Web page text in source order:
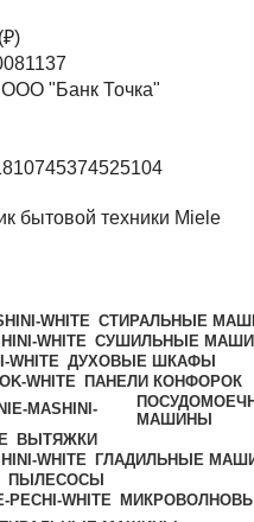
"Банк Точка"
бытовой техники Miele
СТИРАЛЬНЫЕ
СУШИЛЬНЫЕ
ДУХОВЫЕ ШКАФЫ
ПАНЕЛИ КОНФОРОК
МАШИНЫ
ВЫТЯЖКИ
ГЛАДИЛЬНЫЕ
ПЫЛЕСОСЫ